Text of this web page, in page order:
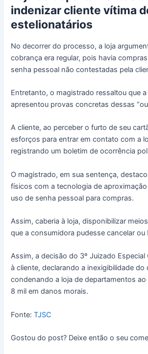
indenizar cliente vítima
estelionatários
No decorrer do processo, a loja
cobrança era regular, pois havia
senha pessoal não contestadas pela
Entretanto, o magistrado ressaltou que a
apresentou provas concretas dessas
A cliente, ao perceber o furto de seu
esforços para entrar em contato com a
registrando um boletim de ocorrência
O magistrado, em sua sentença,
físicos com a tecnologia de
uso de senha pessoal para compras.
Assim, caberia à loja, disponibilizar
que a consumidora pudesse cancelar ou
Assim, a decisão do 3º Juizado
à cliente, declarando a inexigibilidade do
condenando a loja de departamentos
8 mil em danos morais.
Fonte:TJSC
Gostou do post? Deixe então o seu